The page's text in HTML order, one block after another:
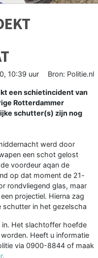
10:39 uur Bron: Politie.nl
een schietincident van
Rotterdammer
schutter(s) zijn nog
werd door
een schot gelost
voordeur aqan de
op dat moment de 21-
rondvliegend glas, maar
projectiel. Hierna zag
in het gezelscha
in. Het slachtoffer hoefde
Heeft u informatie
via 0900-8844 of maak
.